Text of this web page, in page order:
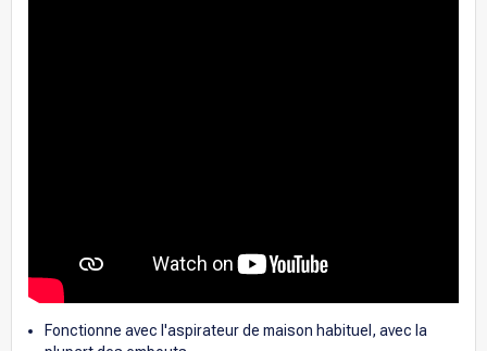
Fonctionne avec l'aspirateur de maison habituel, avec la